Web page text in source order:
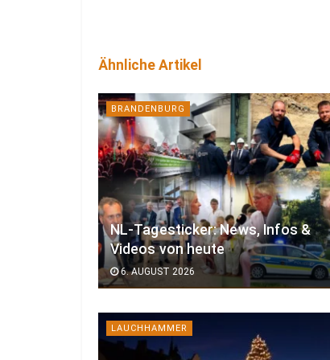
Ähnliche Artikel
BRANDENBURG
NL-Tagesticker: News, Infos &
Videos von heute
6. AUGUST 2026
LAUCHHAMMER